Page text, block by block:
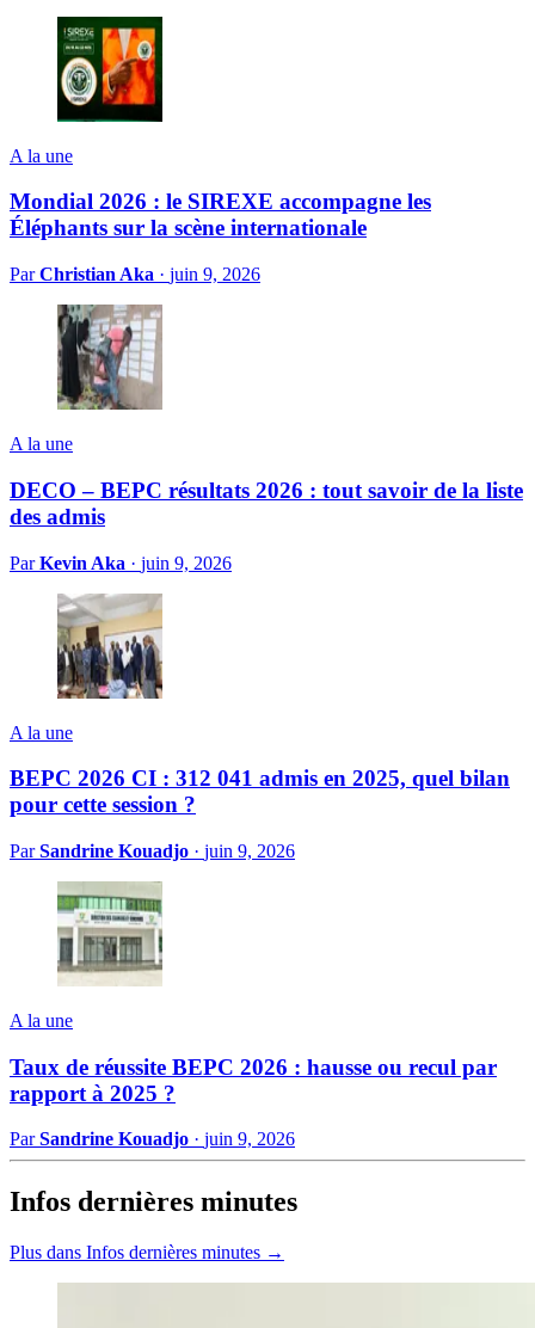
A la une
Mondial 2026 : le SIREXE accompagne les
Éléphants sur la scène internationale
ParChristian Aka · juin 9, 2026
A la une
DECO – BEPC résultats 2026 : tout savoir de la liste
des admis
ParKevin Aka · juin 9, 2026
A la une
BEPC 2026 CI : 312 041 admis en 2025, quel bilan
pour cette session ?
ParSandrine Kouadjo · juin 9, 2026
A la une
Taux de réussite BEPC 2026 : hausse ou recul par
rapport à 2025 ?
ParSandrine Kouadjo · juin 9, 2026
Infos dernières minutes
Plus dans Infos dernières minutes →